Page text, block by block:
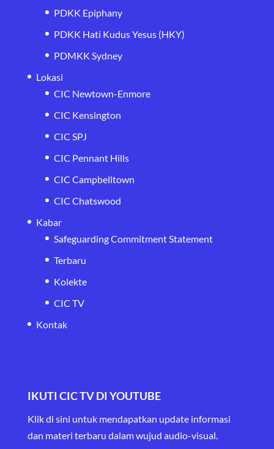
PDKK Epiphany
PDKK Hati Kudus Yesus (HKY)
PDMKK Sydney
Lokasi
CIC Newtown-Enmore
CIC Kensington
CIC SPJ
CIC Pennant Hills
CIC Campbelltown
CIC Chatswood
Kabar
Safeguarding Commitment Statement
Terbaru
Kolekte
CIC TV
Kontak
IKUTI CIC TV DI YOUTUBE
Klik di sini untuk mendapatkan update informasi
dan materi terbaru dalam wujud audio-visual.